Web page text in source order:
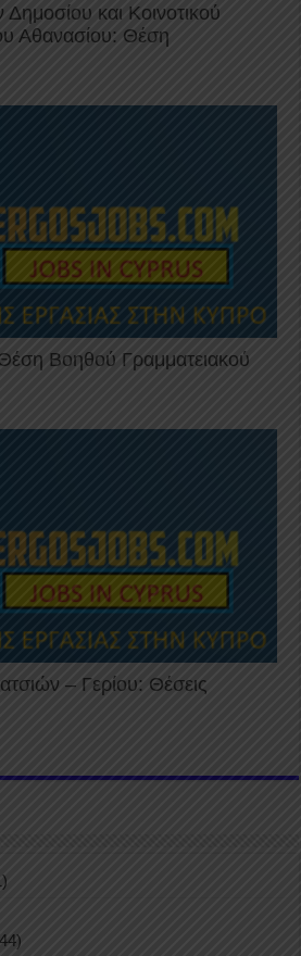
και Κοινοτικού
Αθανασίου: Θέση
Βοηθού Γραμματειακού
– Γερίου: Θέσεις